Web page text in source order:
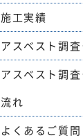
施工実績
アスベスト調
アスベスト調
流れ
よくあるご質問